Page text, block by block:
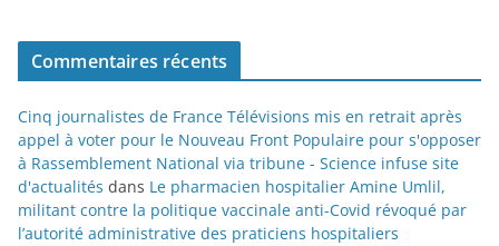
Commentaires récents
Cinq journalistes de France Télévisions mis en retrait après
appel à voter pour le Nouveau Front Populaire pour s'opposer
à Rassemblement National via tribune - Science infuse site
d'actualités dans Le pharmacien hospitalier Amine Umlil,
militant contre la politique vaccinale anti-Covid révoqué par
l’autorité administrative des praticiens hospitaliers